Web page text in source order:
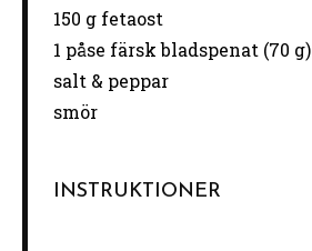
150 gfetaost
1 påse färsk bladspenat (70 g)
salt & peppar
smör
INSTRUKTIONER